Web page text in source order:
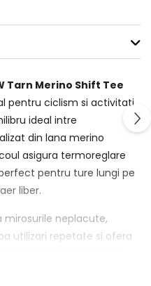
Tarn Merino Shift Tee
pentru ciclism si activitati
ideal intre
din lana merino
asigura termoreglare
pentru ture lungi pe
liber.
mirosurile neplacute,
utilizari repetate si ofera
si ofera libertate de